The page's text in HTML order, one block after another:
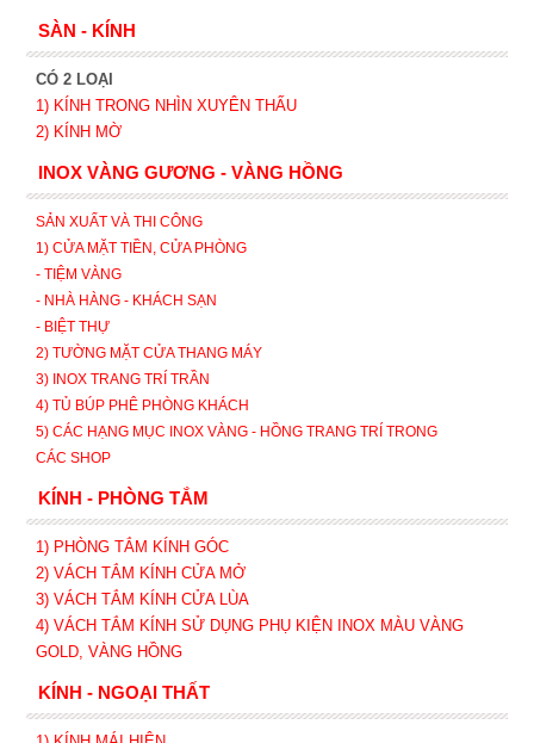
SÀN - KÍNH
CÓ 2 LOẠI
1) KÍNH TRONG NHÌN XUYÊN THẤU
2) KÍNH MỜ
INOX VÀNG GƯƠNG - VÀNG HỒNG
SẢN XUẤT VÀ THI CÔNG
1) CỬA MẶT TIỀN, CỬA PHÒNG
- TIỆM VÀNG
- NHÀ HÀNG - KHÁCH SẠN
- BIỆT THỰ
2) TƯỜNG MẶT CỬA THANG MÁY
3) INOX TRANG TRÍ TRẦN
4) TỦ BÚP PHÊ PHÒNG KHÁCH
5) CÁC HẠNG MỤC INOX VÀNG - HỒNG TRANG TRÍ TRONG
CÁC SHOP
KÍNH - PHÒNG TẮM
1) PHÒNG TẮM KÍNH GÓC
2) VÁCH TẮM KÍNH CỬA MỞ
3) VÁCH TẮM KÍNH CỬA LÙA
4) VÁCH TẮM KÍNH SỬ DỤNG PHỤ KIỆN INOX MÀU VÀNG
GOLD, VÀNG HỒNG
KÍNH - NGOẠI THẤT